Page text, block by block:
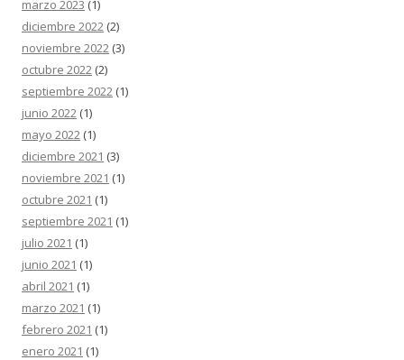
marzo 2023 (1)
diciembre 2022 (2)
noviembre 2022 (3)
octubre 2022 (2)
septiembre 2022 (1)
junio 2022 (1)
mayo 2022 (1)
diciembre 2021 (3)
noviembre 2021 (1)
octubre 2021 (1)
septiembre 2021 (1)
julio 2021 (1)
junio 2021 (1)
abril 2021 (1)
marzo 2021 (1)
febrero 2021 (1)
enero 2021 (1)